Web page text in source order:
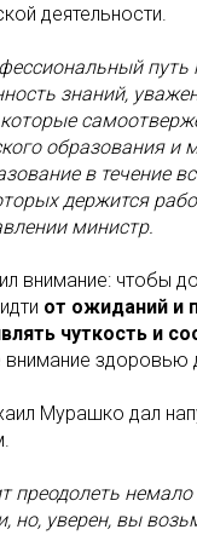
деятельности.
путь
знаний,
образования и
в течение
держится
министр.
внимание: чтобы
от ожиданий и
чуткость и
здоровью
Мурашко дал
преодолеть немало
но, уверен, вы